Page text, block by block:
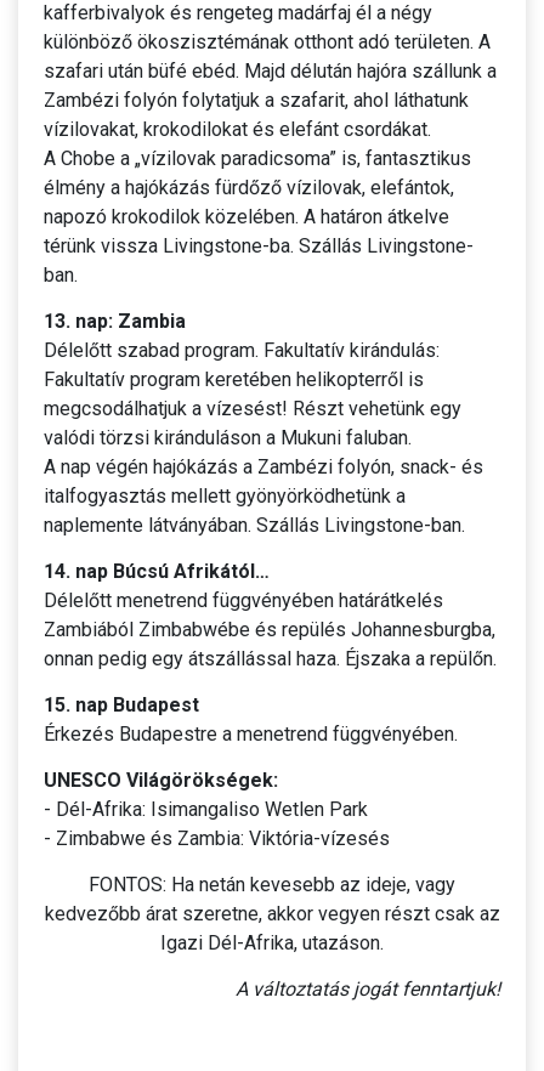
kafferbivalyok és rengeteg madárfaj él a négy
különböző ökoszisztémának otthont adó területen. A
szafari után büfé ebéd. Majd délután hajóra szállunk a
Zambézi folyón folytatjuk a szafarit, ahol láthatunk
vízilovakat, krokodilokat és elefánt csordákat.
A Chobe a „vízilovak paradicsoma” is, fantasztikus
élmény a hajókázás fürdőző vízilovak, elefántok,
napozó krokodilok közelében. A határon átkelve
térünk vissza Livingstone-ba. Szállás Livingstone-
ban.
13. nap: Zambia
Délelőtt szabad program. Fakultatív kirándulás:
Fakultatív program keretében helikopterről is
megcsodálhatjuk a vízesést! Részt vehetünk egy
valódi törzsi kiránduláson a Mukuni faluban.
A nap végén hajókázás a Zambézi folyón, snack- és
italfogyasztás mellett gyönyörködhetünk a
naplemente látványában. Szállás Livingstone-ban.
14. nap Búcsú Afrikától…
Délelőtt menetrend függvényében határátkelés
Zambiából Zimbabwébe és repülés Johannesburgba,
onnan pedig egy átszállással haza. Éjszaka a repülőn.
15. nap Budapest
Érkezés Budapestre a menetrend függvényében.
UNESCO Világörökségek:
- Dél-Afrika: Isimangaliso Wetlen Park
- Zimbabwe és Zambia: Viktória-vízesés
FONTOS: Ha netán kevesebb az ideje, vagy
kedvezőbb árat szeretne, akkor vegyen részt csak az
Igazi Dél-Afrika, utazáson.
A változtatás jogát fenntartjuk!